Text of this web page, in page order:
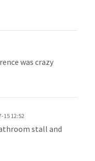
was crazy
15 12:52
stall and